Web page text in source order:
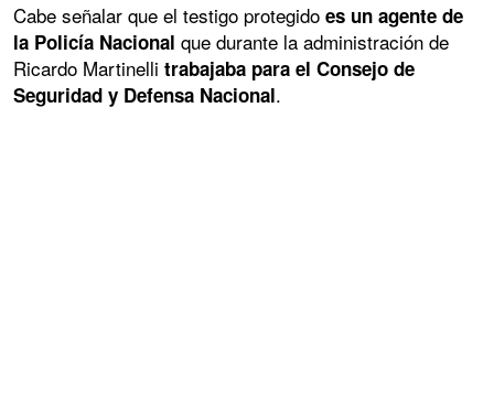
Cabe señalar que el testigo protegido es un agente de
la Policía Nacional que durante la administración de
Ricardo Martinelli trabajaba para el Consejo de
Seguridad y Defensa Nacional.